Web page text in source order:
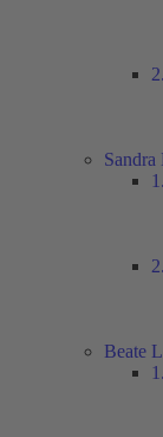
Sandra
Beate